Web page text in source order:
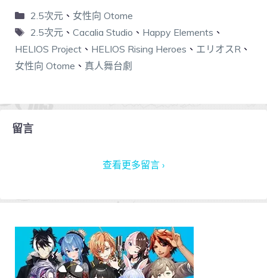
2.5次元、 女性向 Otome
2.5次元、 Cacalia Studio 、 Happy Elements 、
HELIOS Project 、 HELIOS Rising Heroes 、 エリオスR 、
女性向 Otome 、 真人舞台劇
留言
查看更多留言 ›